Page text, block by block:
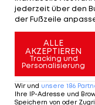
einem
das Schlusslicht
Tabellenposition
VSVin der
In der unteren
jederzeit über den
der Fußzeile
ALLE
AKZEPTIEREN
Tracking und
Personalisierung
Wir und unsere 186
Ihre IP-Adresse und
Speichern von oder